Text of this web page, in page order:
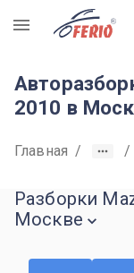
R
2010 в
Главная / /
Разборки
Москве